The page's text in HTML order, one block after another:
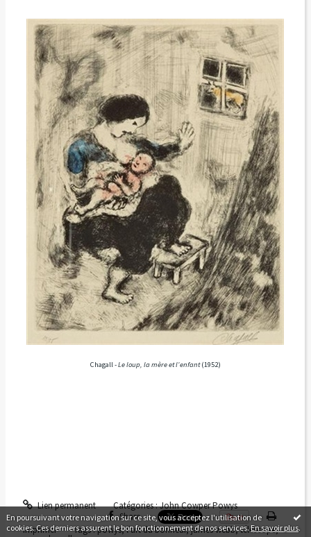
En poursuivant votre navigation sur ce site, vous acceptez l'utilisation de
cookies. Ces derniers assurent le bon fonctionnement de nos services.En savoir plus.
Chagall -Le loup, la mère et l'enfant(1952)
Lien permanent Catégories :John Cowper Powys
Share
Imprimer
Tags :powys,l'art du bonheur,james webb,télescope,